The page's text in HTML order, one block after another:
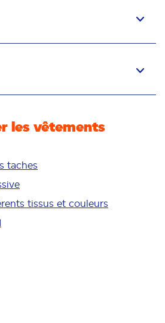
les vêtements
taches
tissus et couleurs